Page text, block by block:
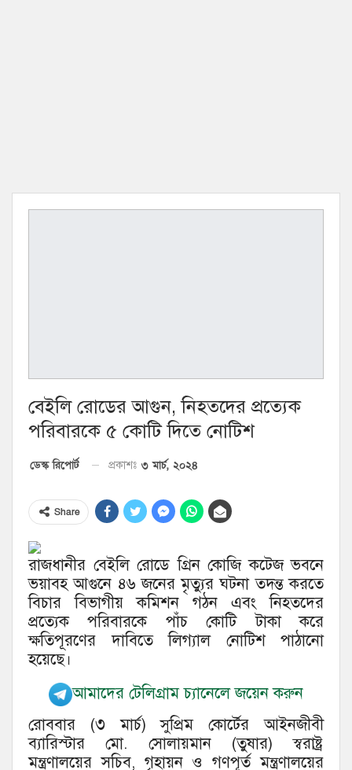
বেইলি রোডের আগুন, নিহতদের প্রত্যেক
পরিবারকে ৫ কোটি দিতে নোটিশ
ডেস্ক রিপোর্ট প্রকাশঃ ৩ মার্চ, ২০২৪
Share
রাজধানীর বেইলি রোডে গ্রিন কোজি কটেজ ভবনে
ভয়াবহ আগুনে ৪৬ জনের মৃত্যুর ঘটনা তদন্ত করতে
বিচার বিভাগীয় কমিশন গঠন এবং নিহতদের
প্রত্যেক পরিবারকে পাঁচ কোটি টাকা করে
ক্ষতিপূরণের দাবিতে লিগ্যাল নোটিশ পাঠানো
হয়েছে।
আমাদের টেলিগ্রাম চ্যানেলে জয়েন করুন
রোববার (৩ মার্চ) সুপ্রিম কোর্টের আইনজীবী
ব্যারিস্টার মো. সোলায়মান (তুষার) স্বরাষ্ট্র
মন্ত্রণালয়ের সচিব, গৃহায়ন ও গণপূর্ত মন্ত্রণালয়ের